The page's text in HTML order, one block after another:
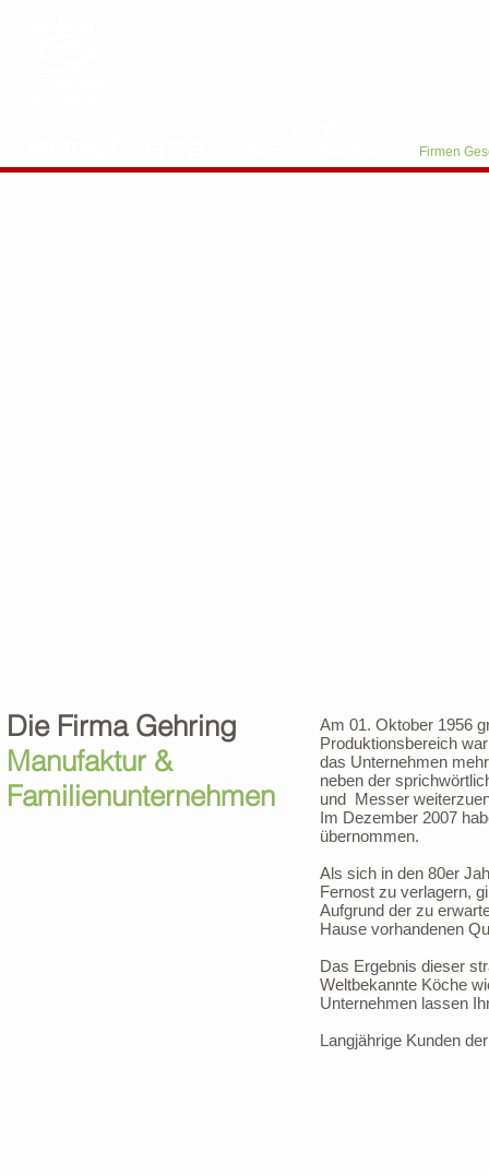
Firmen
Die Firma Gehring
Manufaktur &
Familienunternehmen
Am 01. Oktober 1956
Produktionsbereich
das Unternehmen
neben der
und Messer
Im Dezember 2007
übernommen.
Als sich in den 80er
Fernost zu verlagern,
Aufgrund der zu
Hause vorhandenen
Das Ergebnis dieser
Weltbekannte Köche
Unternehmen lassen
Langjährige Kunden